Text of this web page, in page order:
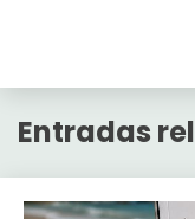
Entradas